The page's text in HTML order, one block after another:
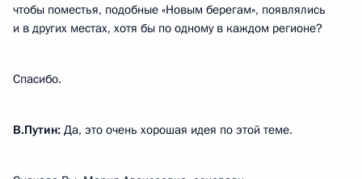
чтобы поместья, подобные «Новым берегам», появлялись
и в других местах, хотя бы по одному в каждом регионе?
Спасибо.
В.Путин: Да, это очень хорошая идея по этой теме.